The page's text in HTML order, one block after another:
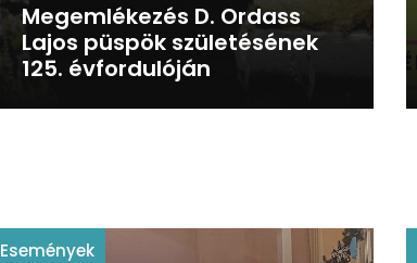
Megemlékezés D. Ordass
Lajos püspök születésének
125. évfordulóján
Események